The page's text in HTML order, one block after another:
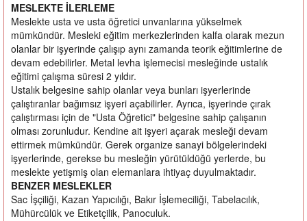
MESLEKTE İLERLEME
Meslekte usta ve usta öğretici unvanlarına yükselmek
mümkündür. Mesleki eğitim merkezlerinden kalfa olarak mezun
olanlar bir işyerinde çalışıp aynı zamanda teorik eğitimlerine de
devam edebilirler. Metal levha işlemecisi mesleğinde ustalık
eğitimi çalışma süresi 2 yıldır.
Ustalık belgesine sahip olanlar veya bunları işyerlerinde
çalıştıranlar bağımsız işyeri açabilirler. Ayrıca, işyerinde çırak
çalıştırması için de "Usta Öğretici" belgesine sahip çalışanın
olması zorunludur. Kendine ait işyeri açarak mesleği devam
ettirmek mümkündür. Gerek organize sanayi bölgelerindeki
işyerlerinde, gerekse bu mesleğin yürütüldüğü yerlerde, bu
meslekte yetişmiş olan elemanlara ihtiyaç duyulmaktadır.
BENZER MESLEKLER
Sac İşçiliği, Kazan Yapıcılığı, Bakır İşlemeciliği, Tabelacılık,
Mühürcülük ve Etiketçilik, Panoculuk.